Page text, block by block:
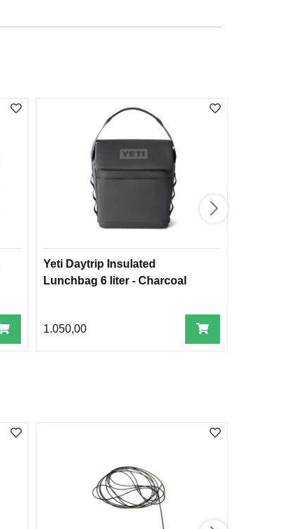
Yeti Daytrip Insulated
Lunchbag 6 liter - Charcoal
1.050,00